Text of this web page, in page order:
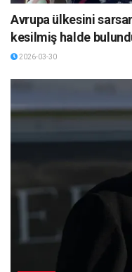
Avrupa ülkesini
kesilmiş halde
2026-03-30